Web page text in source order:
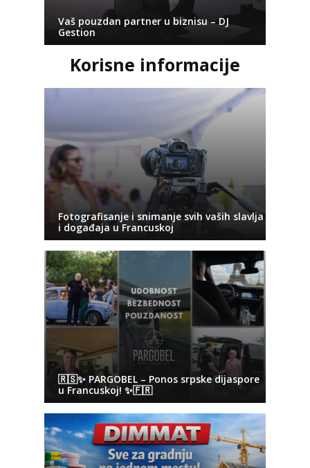
Vaš pouzdan partner u biznisu – DJ
Gestion
Korisne informacije
Fotografisanje i snimanje svih vaših slavlja
i događaja u Francuskoj
🇷🇸✨ PARGOBEL – Ponos srpske dijaspore
u Francuskoj! ✨🇫🇷